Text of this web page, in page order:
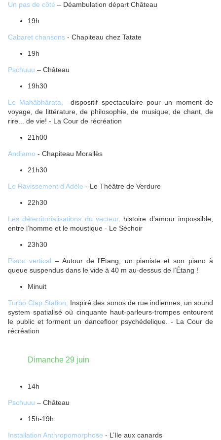
Un pas de côté – Déambulation départ Château
19h
Cabaret chansons - Chapiteau chez Tatate
19h
Pschuuu – Château
19h30
Le Mahâbhârata,
dispositif spectaculaire pour un moment de
voyage, de littérature, de philosophie, de musique, de chant, de
rire... de vie! - La Cour de récréation
21h00
Andiamo - Chapiteau Morallès
21h30
Le Ravissement d’Adèle - Le Théâtre de Verdure
22h30
Les déterritorialisations du vecteur,
histoire d’amour impossible,
entre l’homme et le moustique - Le Séchoir
23h30
Piano vertical – Autour de l’Etang, un pianiste et son piano à
queue suspendus dans le vide à 40 m au-dessus de l’Étang !
Minuit
Turbo Clap Station,
Inspiré des sonos de rue indiennes, un sound
system spatialisé où cinquante haut-parleurs-trompes entourent
le public et forment un dancefloor psychédelique. - La Cour de
récréation
Dimanche 29 juin
14h
Pschuuu – Château
15h-19h
Installation Anthropomorphose - L’Ile aux canards